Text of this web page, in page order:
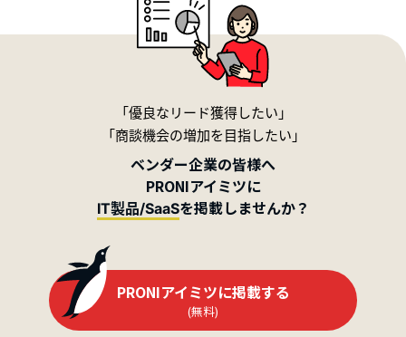
「優良なリード獲得したい」
「商談機会の増加を目指したい」
ベンダー企業の皆様へ
PRONIアイミツに
IT製品/SaaSを掲載しませんか？
PRONIアイミツに掲載する
(無料)